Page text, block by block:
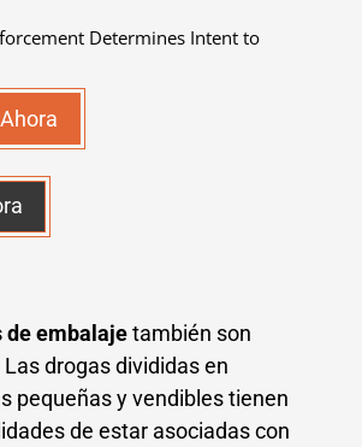
de embalaje también son
drogas divididas en
pequeñas y vendibles tienen
de estar asociadas con